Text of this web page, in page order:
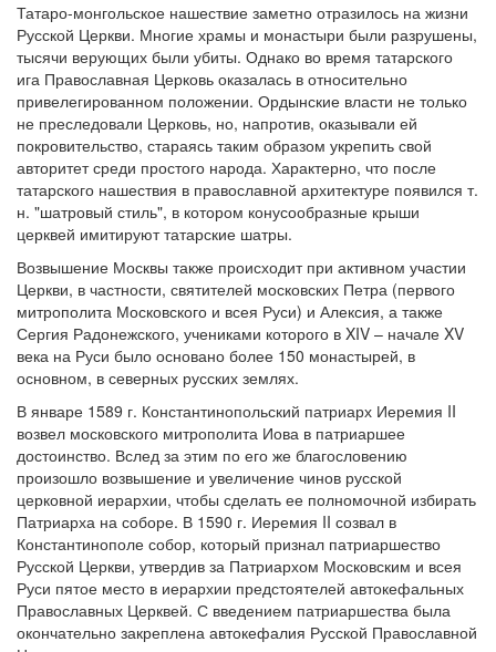
Татаро-монгольское нашествие заметно отразилось на жизни
Русской Церкви. Многие храмы и монастыри были разрушены,
тысячи верующих были убиты. Однако во время татарского
ига Православная Церковь оказалась в относительно
привелегированном положении. Ордынские власти не только
не преследовали Церковь, но, напротив, оказывали ей
покровительство, стараясь таким образом укрепить свой
авторитет среди простого народа. Характерно, что после
татарского нашествия в православной архитектуре появился т.
н. "шатровый стиль", в котором конусообразные крыши
церквей имитируют татарские шатры.
Возвышение Москвы также происходит при активном участии
Церкви, в частности, святителей московских Петра (первого
митрополита Московского и всея Руси) и Алексия, а также
Сергия Радонежского, учениками которого в XIV – начале XV
века на Руси было основано более 150 монастырей, в
основном, в северных русских землях.
В январе 1589 г. Константинопольский патриарх Иеремия II
возвел московского митрополита Иова в патриаршее
достоинство. Вслед за этим по его же благословению
произошло возвышение и увеличение чинов русской
церковной иерархии, чтобы сделать ее полномочной избирать
Патриарха на соборе. В 1590 г. Иеремия II созвал в
Константинополе собор, который признал патриаршество
Русской Церкви, утвердив за Патриархом Московским и всея
Руси пятое место в иерархии предстоятелей автокефальных
Православных Церквей. С введением патриаршества была
окончательно закреплена автокефалия Русской Православной